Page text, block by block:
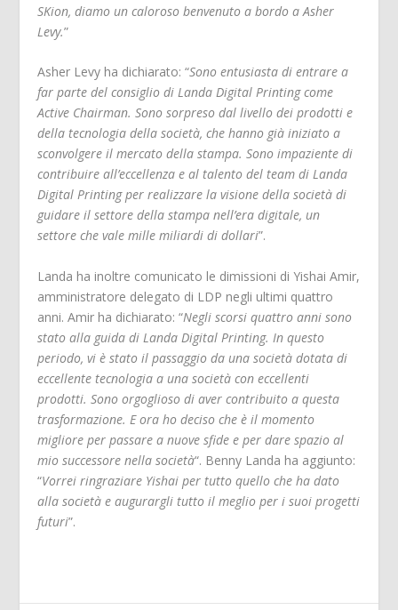
SKion, diamo un caloroso benvenuto a bordo a Asher
Levy.”
Asher Levy ha dichiarato: “Sono entusiasta di entrare a
far parte del consiglio di Landa Digital Printing come
Active Chairman. Sono sorpreso dal livello dei prodotti e
della tecnologia della società, che hanno già iniziato a
sconvolgere il mercato della stampa. Sono impaziente di
contribuire all’eccellenza e al talento del team di Landa
Digital Printing per realizzare la visione della società di
guidare il settore della stampa nell’era digitale, un
settore che vale mille miliardi di dollari”.
Landa ha inoltre comunicato le dimissioni di Yishai Amir,
amministratore delegato di LDP negli ultimi quattro
anni. Amir ha dichiarato: “Negli scorsi quattro anni sono
stato alla guida di Landa Digital Printing. In questo
periodo, vi è stato il passaggio da una società dotata di
eccellente tecnologia a una società con eccellenti
prodotti. Sono orgoglioso di aver contribuito a questa
trasformazione. E ora ho deciso che è il momento
migliore per passare a nuove sfide e per dare spazio al
mio successore nella società“. Benny Landa ha aggiunto:
“Vorrei ringraziare Yishai per tutto quello che ha dato
alla società e augurargli tutto il meglio per i suoi progetti
futuri”.